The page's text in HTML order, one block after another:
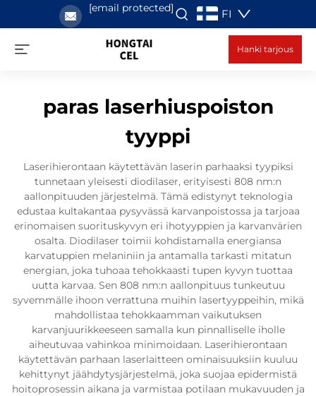
[email protected] FI
Hanki tarjous
paras laserhiuspoiston
tyyppi
Laserihierontaan käytettävän laserin parhaaksi tyypiksi
tunnetaan yleisesti diodilaser, erityisesti 808 nm:n
aallonpituuden järjestelmä. Tämä edistynyt teknologia
edustaa kultakantaa pysyvässä karvanpoistossa ja tarjoaa
erinomaisen suorituskyvyn eri ihotyyppien ja karvanvärien
osalta. Diodilaser toimii kohdistamalla energiansa
karvatuppien melaniniin ja antamalla tarkasti mitatun
energian, joka tuhoaa tehokkaasti tupen kyvyn tuottaa
uutta karvaa. Sen 808 nm:n aallonpituus tunkeutuu
syvemmälle ihoon verrattuna muihin lasertyyppeihin, mikä
mahdollistaa tehokkaamman vaikutuksen
karvanjuurikkeeseen samalla kun pinnalliselle iholle
aiheutuvaa vahinkoa minimoidaan. Laserihierontaan
käytettävän parhaan laserlaitteen ominaisuuksiin kuuluu
kehittynyt jäähdytysjärjestelmä, joka suojaa epidermistä
hoitoprosessin aikana ja varmistaa potilaan mukavuuden ja